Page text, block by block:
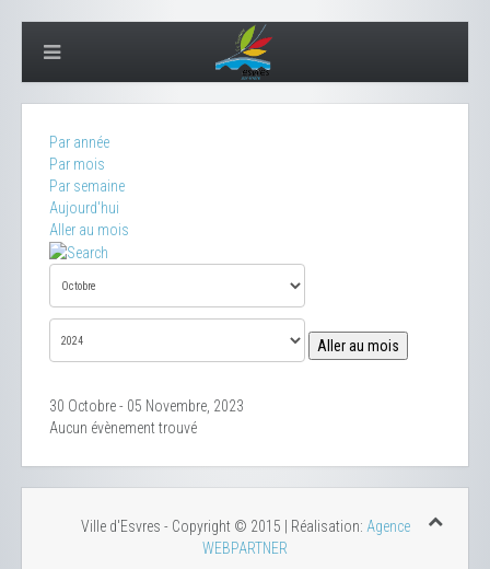
Par année
Par mois
Par semaine
Aujourd'hui
Aller au mois
Aller au mois
30 Octobre - 05 Novembre, 2023
Aucun évènement trouvé
Ville d'Esvres - Copyright © 2015 | Réalisation: Agence
WEBPARTNER